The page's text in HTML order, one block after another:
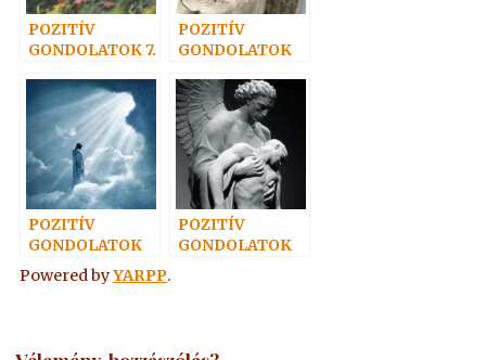
POZITÍV
GONDOLATOK 7.
POZITÍV
GONDOLATOK
POZITÍV
GONDOLATOK
6.
POZITÍV
GONDOLATOK
Powered byYARPP.